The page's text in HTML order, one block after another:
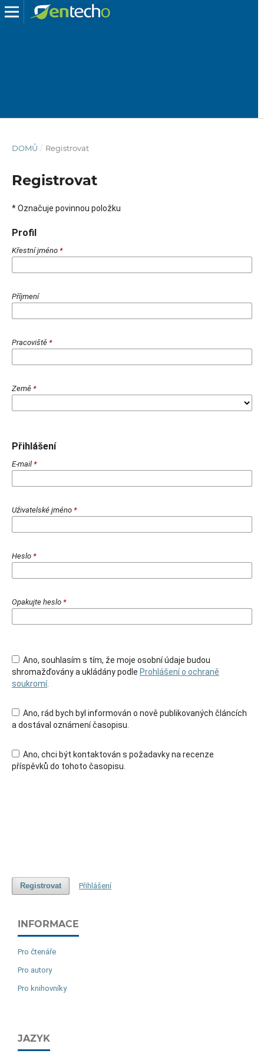
DOMŮ / Registrovat
Registrovat
* Označuje povinnou položku
Profil
Křestní jméno *
Příjmení
Pracoviště *
Země *
Přihlášení
E-mail *
Uživatelské jméno *
Heslo *
Opakujte heslo *
Ano, souhlasím s tím, že moje osobní údaje budou
shromažďovány a ukládány podle Prohlášení o ochraně
soukromí.
Ano, rád bych byl informován o nově publikovaných článcích
a dostával oznámení časopisu.
Ano, chci být kontaktován s požadavky na recenze
příspěvků do tohoto časopisu.
Registrovat Přihlášení
INFORMACE
Pro čtenáře
Pro autory
Pro knihovníky
JAZYK